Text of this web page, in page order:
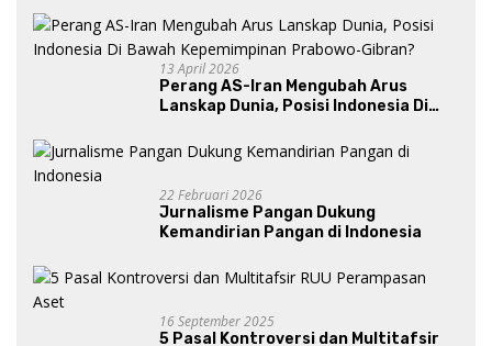
13 April 2026
Perang AS-Iran Mengubah Arus
Lanskap Dunia, Posisi Indonesia Di
Gibran?
22 Februari 2026
Jurnalisme Pangan Dukung
Kemandirian Pangan di Indonesia
16 September 2025
5 Pasal Kontroversi dan Multitafsir